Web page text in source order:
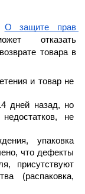
О защите прав
отказать
товара в
и товар не
дней назад, но
не
упаковка
что дефекты
присутствуют
(распаковка,